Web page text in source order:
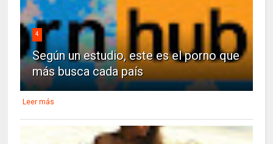
4
Según un estudio, este es el porno que
más busca cada país
Leer más